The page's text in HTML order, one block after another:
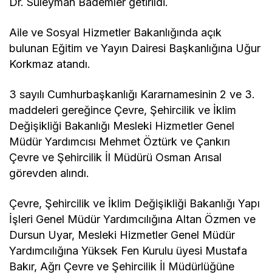
Aile ve Sosyal Hizmetler Bakanlığında açık
bulunan Eğitim ve Yayın Dairesi Başkanlığına Uğur
Korkmaz atandı.
3 sayılı Cumhurbaşkanlığı Kararnamesinin 2 ve 3.
maddeleri gereğince Çevre, Şehircilik ve İklim
Değişikliği Bakanlığı Mesleki Hizmetler Genel
Müdür Yardımcısı Mehmet Öztürk ve Çankırı
Çevre ve Şehircilik İl Müdürü Osman Arısal
görevden alındı.
Çevre, Şehircilik ve İklim Değişikliği Bakanlığı Yapı
İşleri Genel Müdür Yardımcılığına Altan Özmen ve
Dursun Uyar, Mesleki Hizmetler Genel Müdür
Yardımcılığına Yüksek Fen Kurulu üyesi Mustafa
Bakır, Ağrı Çevre ve Şehircilik İl Müdürlüğüne